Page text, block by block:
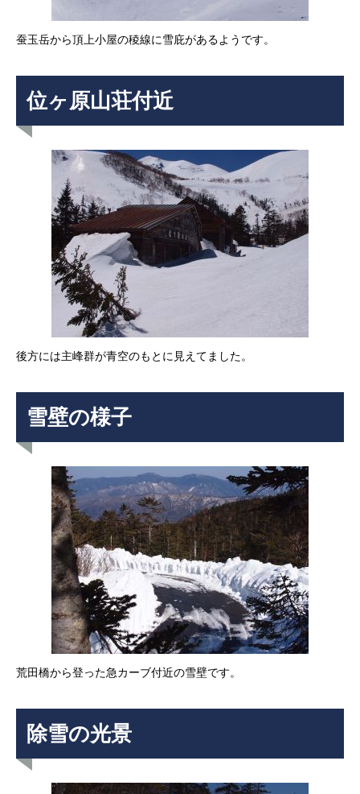
蚕玉岳から頂上小屋の稜線に雪庇があるようです。
位ヶ原山荘付近
後方には主峰群が青空のもとに見えてました。
雪壁の様子
荒田橋から登った急カーブ付近の雪壁です。
除雪の光景